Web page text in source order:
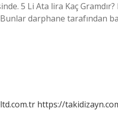
5 Li Ata lira Kaç
darphane tarafından
https://